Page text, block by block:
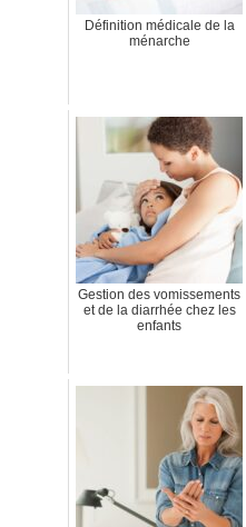
Définition médicale de la
ménarche
Gestion des vomissements
et de la diarrhée chez les
enfants